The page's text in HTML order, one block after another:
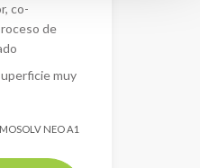
co-
de
muy
NEO A1